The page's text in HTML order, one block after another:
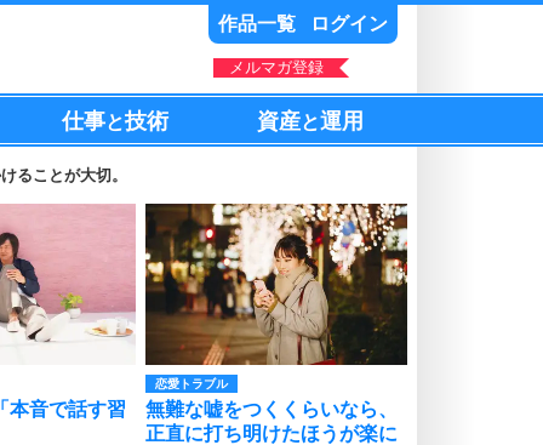
作品一覧 ログイン
メルマガ登録
仕事と技術 資産と運用
ることが大切。
本音で話す習
恋愛トラブル
無難な嘘をつくくらいなら、
正直に打ち明けたほうが楽に